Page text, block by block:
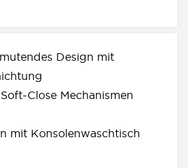
Design mit
Close Mechanismen
mit Konsolenwaschtisch